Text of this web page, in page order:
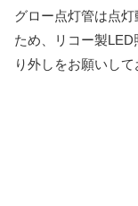
グロー点灯管は点
ため、リコー製
り外しをお願いして